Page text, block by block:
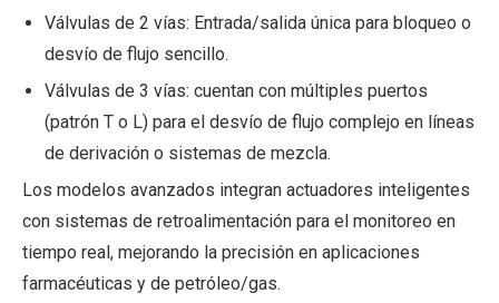
Válvulas de 2 vías: Entrada/salida única para bloqueo o
desvío de flujo sencillo.
Válvulas de 3 vías: cuentan con múltiples puertos
(patrón T o L) para el desvío de flujo complejo en líneas
de derivación o sistemas de mezcla.
Los modelos avanzados integran actuadores inteligentes
con sistemas de retroalimentación para el monitoreo en
tiempo real, mejorando la precisión en aplicaciones
farmacéuticas y de petróleo/gas.